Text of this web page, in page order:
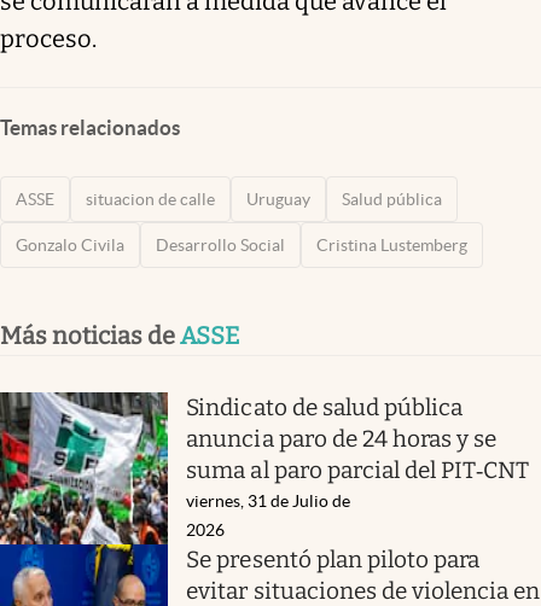
proceso.
Temas relacionados
ASSE situacion de calle Uruguay Salud pública
Gonzalo Civila Desarrollo Social Cristina Lustemberg
Más noticias deASSE
Sindicato de salud pública
anuncia paro de 24 horas y se
suma al paro parcial del PIT‑CNT
viernes, 31 de Julio de
2026
Se presentó plan piloto para
evitar situaciones de violencia en